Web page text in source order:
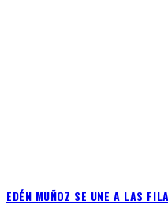
EDÉN MUÑOZ SE UNE A LAS